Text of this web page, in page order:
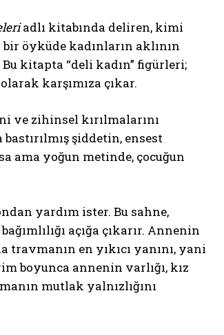
adlı kitabında deliren, kimi
öyküde kadınların aklının
Bu kitapta “deli kadın” figürleri;
karşımıza çıkar.
ve zihinsel kırılmalarını
şiddetin, ensest
ama yoğun metinde, çocuğun
yardım ister. Bu sahne,
açığa çıkarır. Annenin
travmanın en yıkıcı yanını, yani
boyunca annenin varlığı, kız
mutlak yalnızlığını